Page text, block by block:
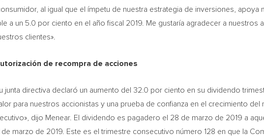
al igual que el ímpetu de nuestra estrategia de inversiones,
a un 5.0 por ciento en el año fiscal 2019. Me gustaría agradecer a
clientes».
de recompra de acciones
junta directiva declaró un aumento del 32.0 por ciento en su dividendo
para nuestros accionistas y una prueba de confianza en el crecimiento del
dijo Menear. El dividendo es pagadero el 28 de marzo de 2019 a
marzo de 2019. Este es el trimestre consecutivo número 128 en que la